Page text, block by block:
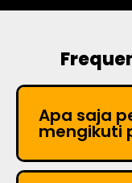
Apa saja
mengikuti